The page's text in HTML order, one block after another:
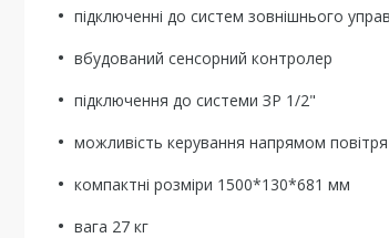
підключенні до систем зовнішнього
вбудований сенсорний контролер
підключення до системи ЗР 1/2"
можливість керування напрямом
компактні розміри 1500*130*681 мм
вага 27 кг